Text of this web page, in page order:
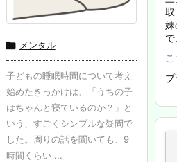
 メンタル
子どもの睡眠時間について考え
始めたきっかけは、「うちの子
はちゃんと寝ているのか？」と
いう、すごくシンプルな疑問で
した。周りの話を聞いても、9
時間くらい ...
取
妹
で